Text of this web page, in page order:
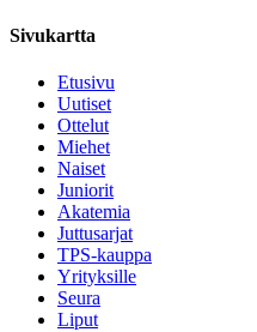
Sivukartta
Etusivu
Uutiset
Ottelut
Miehet
Naiset
Juniorit
Akatemia
Juttusarjat
TPS-kauppa
Yrityksille
Seura
Liput